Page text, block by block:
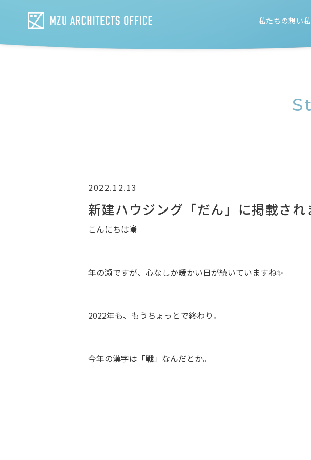
私たちの想い
2022.12.13
新建ハウジング「だん」に掲載され
こんにちは☀️
年の瀬ですが、心なしか暖かい日が続いていますね✨
2022年も、もうちょっとで終わり。
今年の漢字は「戦」なんだとか。